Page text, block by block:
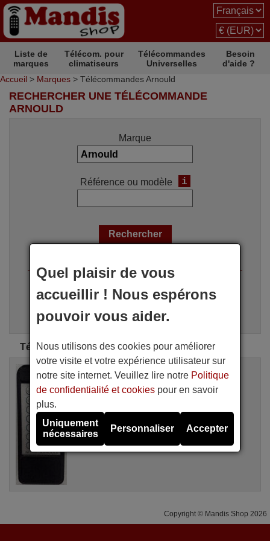
Liste de
marques
Télécom. pour
climatiseurs
Télécommandes
Universelles
Besoin
d'aide ?
Accueil > Marques > Télécommandes Arnould
RECHERCHER UNE TÉLÉCOMMANDE
ARNOULD
Marque
Référence ou modèle i
Recherche Avancée
Assistant de recherche
Télécommandes d'origine Arnould
ARNOULD 209 51
Non disponible
Copyright © Mandis Shop 2026
Quel plaisir de vous
accueillir ! Nous espérons
pouvoir vous aider.
Nous utilisons des cookies pour améliorer
votre visite et votre expérience utilisateur sur
notre site internet. Veuillez lire notre Politique
de confidentialité et cookies pour en savoir
plus.
Uniquement
nécessaires
Personnaliser Accepter